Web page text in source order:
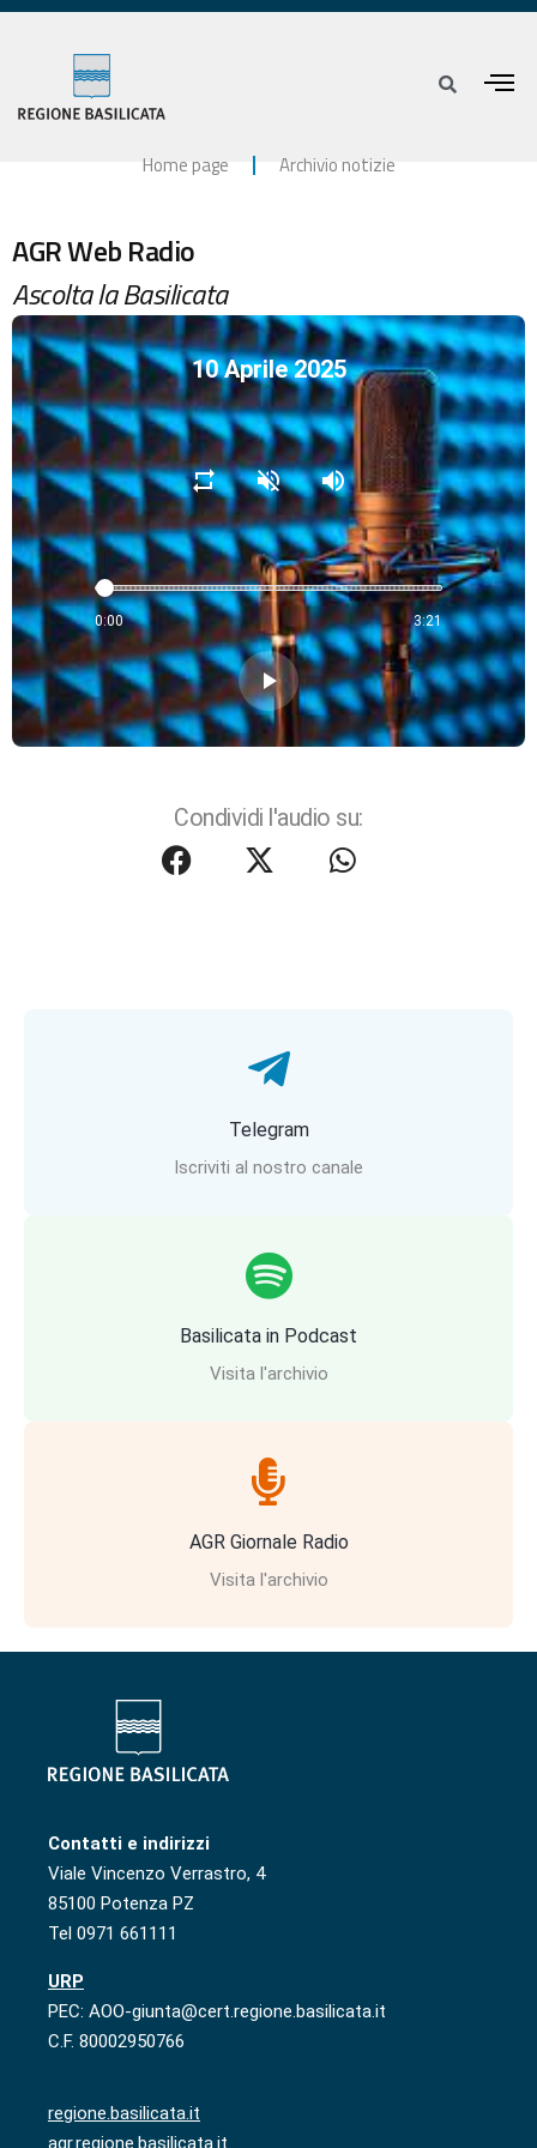
Home page Archivio notizie
AGR Web Radio
Ascolta la Basilicata
10 Aprile 2025
repeat volume_off volume_up
0:00 3:21
play_arrow
Condividi l'audio su:
Telegram
Iscriviti al nostro canale
Basilicata in Podcast
Visita l'archivio
AGR Giornale Radio
Visita l'archivio
Contatti e indirizzi
Viale Vincenzo Verrastro, 4
85100 Potenza PZ
Tel 0971 661111
URP
PEC: AOO-giunta@cert.regione.basilicata.it
C.F. 80002950766
regione.basilicata.it
agr.regione.basilicata.it